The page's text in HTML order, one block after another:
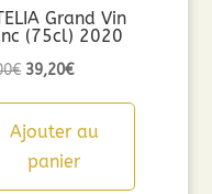
Grand Vin
(75cl) 2020
€ Le
initial
était :
39,20€Le
actuel
est :
Ajouter au
panier